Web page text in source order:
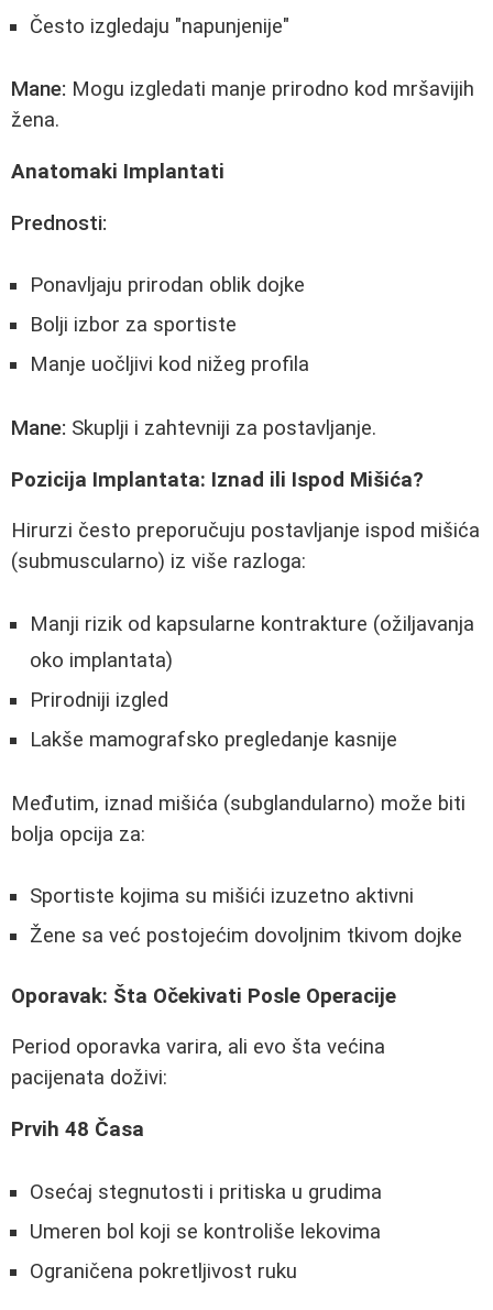
Često izgledaju "napunjenije"
Mane: Mogu izgledati manje prirodno kod mršavijih
žena.
Anatomaki Implantati
Prednosti:
Ponavljaju prirodan oblik dojke
Bolji izbor za sportiste
Manje uočljivi kod nižeg profila
Mane: Skuplji i zahtevniji za postavljanje.
Pozicija Implantata: Iznad ili Ispod Mišića?
Hirurzi često preporučuju postavljanje ispod mišića
(submuscularno) iz više razloga:
Manji rizik od kapsularne kontrakture (ožiljavanja
oko implantata)
Prirodniji izgled
Lakše mamografsko pregledanje kasnije
Međutim, iznad mišića (subglandularno) može biti
bolja opcija za:
Sportiste kojima su mišići izuzetno aktivni
Žene sa već postojećim dovoljnim tkivom dojke
Oporavak: Šta Očekivati Posle Operacije
Period oporavka varira, ali evo šta većina
pacijenata doživi:
Prvih 48 Časa
Osećaj stegnutosti i pritiska u grudima
Umeren bol koji se kontroliše lekovima
Ograničena pokretljivost ruku